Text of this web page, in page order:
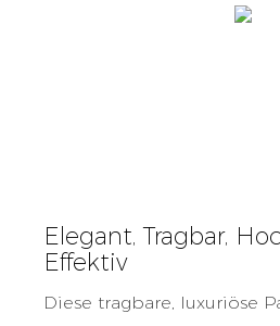
Elegant, Tragbar,
Effektiv
Diese tragbare, luxuriöse